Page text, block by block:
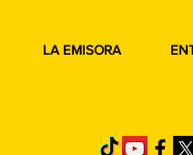
LA EMISORA